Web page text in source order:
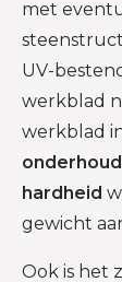
met
UV-
werkblad
werkblad
onderhoud
hardheid
gewicht
Ook is het